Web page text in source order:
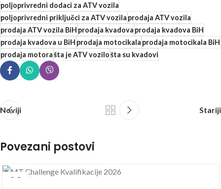
poljoprivredni dodaci za ATV vozila
poljoprivredni priključci za ATV vozilaprodaja ATV vozila
prodaja ATV vozila BiHprodaja kvadovaprodaja kvadova BiH
prodaja kvadova u BiHprodaja motocikalaprodaja motocikala BiH
prodaja motorašta je ATV vozilošta su kvadovi
Noviji Stariji
Povezani postovi
09